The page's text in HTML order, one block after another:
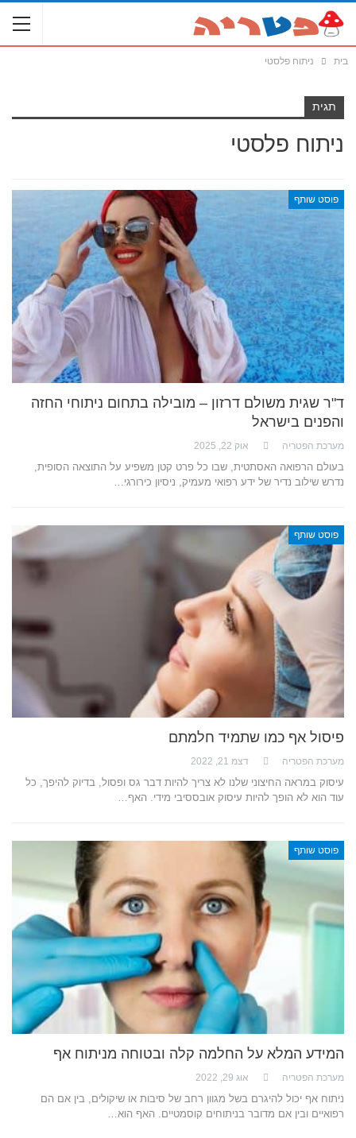
בית ניתוח פלסטי
תגית
ניתוח פלסטי
פוסט שותף
ד"ר שגית משולם דרזון – מובילה בתחום ניתוחי החזה
והפנים בישראל
מערכת הפטריה אוק 22, 2025
בעולם הרפואה האסתטית, שבו כל פרט קטן משפיע על התוצאה הסופית,
נדרש שילוב נדיר של ידע רפואי מעמיק, ניסיון כירורגי…
פוסט שותף
פיסול אף כמו שתמיד חלמתם
מערכת הפטריה דצמ 21, 2022
עיסוק במראה החיצוני שלנו לא צריך להיות דבר גס ופסול, בדיוק להיפך, כל
עוד הוא לא הופך להיות עיסוק אובססיבי מידי. האף…
פוסט שותף
המידע המלא על החלמה קלה ובטוחה מניתוח אף
מערכת הפטריה אוג 29, 2022
ניתוח אף יכול להיגרם בשל מגוון רחב של סיבות או שיקולים, בין אם הם
רפואיים ובין אם מדובר בניתוחים קוסמטיים. האף הוא…